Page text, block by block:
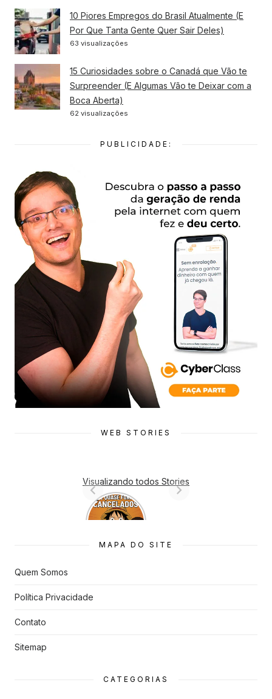
10 Piores Empregos do Brasil Atualmente (E
Por Que Tanta Gente Quer Sair Deles)
63 visualizações
15 Curiosidades sobre o Canadá que Vão te
Surpreender (E Algumas Vão te Deixar com a
Boca Aberta)
62 visualizações
PUBLICIDADE:
WEB STORIES
Visualizando todos Stories
7 Animes
que quase
s
MAPA DO SITE
Quem Somos
Política Privacidade
Contato
Sitemap
CATEGORIAS